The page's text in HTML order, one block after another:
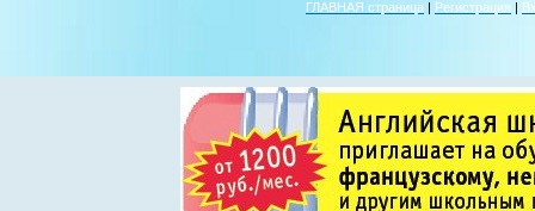
ГЛАВНАЯ страница | Регистрация |